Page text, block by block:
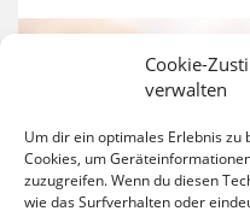
Cookie-
verwalten
Um dir ein optimales Erlebnis zu
Cookies, um
zuzugreifen. Wenn du diesen
wie das Surfverhalten oder